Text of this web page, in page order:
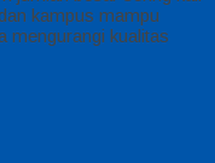
kampus mampu
mengurangi kualitas